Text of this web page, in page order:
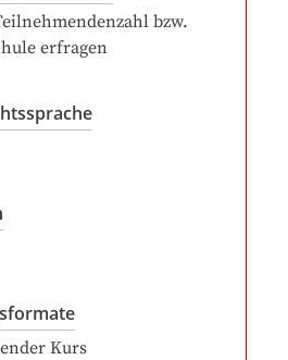
bzw.
erfragen
Kurs